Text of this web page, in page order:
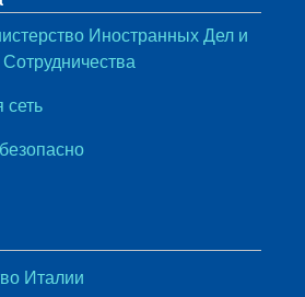
Иностранных Дел и
Италии